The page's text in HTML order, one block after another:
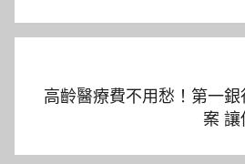
覽
高齡醫療費不用愁！第一
案